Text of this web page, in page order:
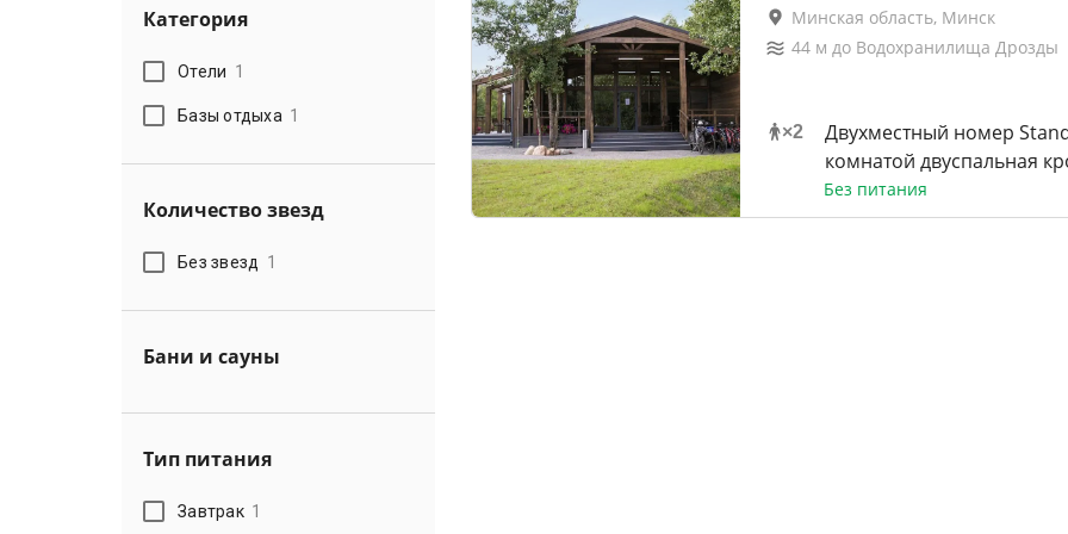
Категория
Отели 1
Базы отдыха 1
Количество звезд
Без звезд 1
Бани и сауны
Тип питания
Завтрак 1
Минская область, Минск
44м до Водохранилища Дрозды
×2
Двухместный номер
комнатой двуспальная
Без питания